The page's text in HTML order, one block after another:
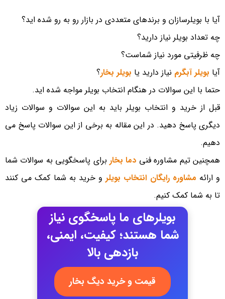
آیا با بویلرسازان و برندهای متعددی در بازار رو به رو شده اید؟
چه تعداد بویلر نیاز دارید؟
چه ظرفیتی مورد نیاز شماست؟
آیا بویلر آبگرم نیاز دارید یا بویلر بخار؟
حتما با این سوالات در هنگام انتخاب بویلر مواجه شده اید.
قبل از خرید و انتخاب بویلر باید به این سوالات و سوالات زیاد
دیگری پاسخ دهید. در این مقاله به برخی از این سوالات پاسخ می
دهیم.
همچنین تیم مشاوره فنی دما بخار برای پاسخگویی به سوالات شما
و ارائه مشاوره رایگان انتخاب بویلر و خرید به شما کمک می کنند
تا به شما کمک کنیم.
بویلرهای ما پاسخگوی نیاز
شما هستند؛ کیفیت، ایمنی،
بازدهی بالا
قیمت و خرید دیگ بخار